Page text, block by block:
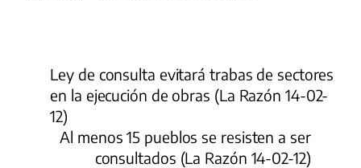
Ley de consulta evitará trabas de sectores
en la ejecución de obras (La Razón 14-02-
12)
Al menos 15 pueblos se resisten a ser
consultados (La Razón 14-02-12)